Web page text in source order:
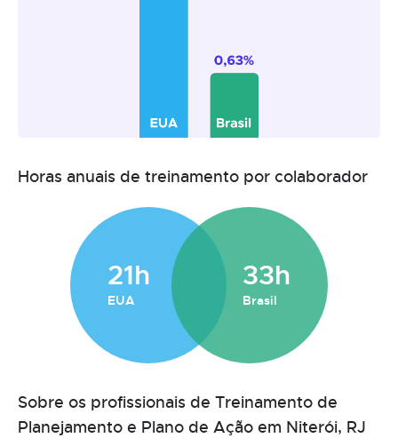
Horas anuais de treinamento por colaborador
21h
EUA
33h
Brasil
Sobre os profissionais de Treinamento de
Planejamento e Plano de Ação em Niterói, RJ